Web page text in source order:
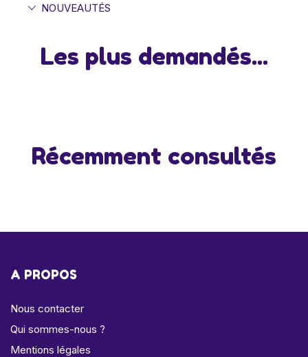
NOUVEAUTÉS
Les plus demandés...
Récemment consultés
A PROPOS
Nous contacter
Qui sommes-nous ?
Mentions légales